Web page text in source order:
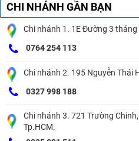
CHI NHÁNH GẦN BẠN
Chi nhánh 1. 1E Đường 3 tháng
0764 254 113
Chi nhánh 2. 195 Nguyễn Thái
0327 998 188
Chi nhánh 3. 721 Trường
Tp.HCM.